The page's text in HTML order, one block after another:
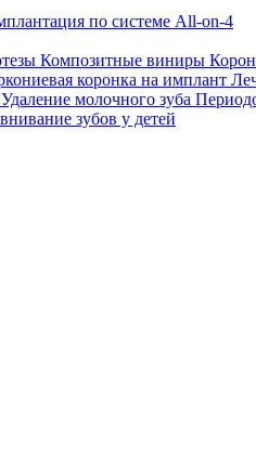
по системе All-on-4
Композитные виниры
коронка на имплант
Удаление молочного зуба
зубов у детей